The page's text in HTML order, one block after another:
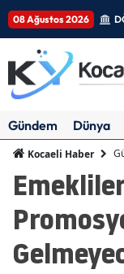
08 Ağustos 2026
Gündem Dünya
Kocaeli Haber